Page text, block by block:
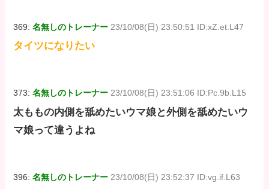
369:名無しのトレーナー 23/10/08(日) 23:50:51 ID:xZ.et.L47
タイツになりたい
373:名無しのトレーナー 23/10/08(日) 23:51:06 ID:Pc.9b.L15
太ももの内側を舐めたいウマ娘と外側を舐めたいウ
マ娘って違うよね
396:名無しのトレーナー 23/10/08(日) 23:52:37 ID:vg.if.L63